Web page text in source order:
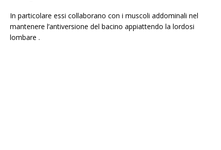
In particolare essi collaborano con i muscoli addominali nel
mantenere l’antiversione del bacino appiattendo la lordosi
lombare .